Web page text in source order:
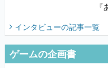
インタビューの記事一覧
ゲームの企画書